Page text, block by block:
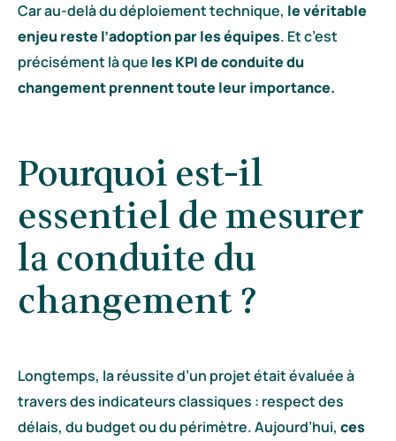
Car au-delà du déploiement technique, le véritable
enjeu reste l’adoption par les équipes. Et c’est
précisément là que les KPI de conduite du
changement prennent toute leur importance.
Pourquoi est-il
essentiel de mesurer
la conduite du
changement ?
Longtemps, la réussite d’un projet était évaluée à
travers des indicateurs classiques : respect des
délais, du budget ou du périmètre. Aujourd’hui, ces